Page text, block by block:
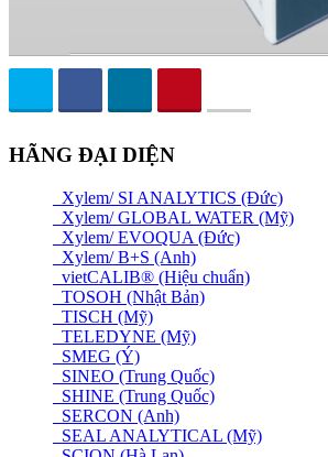
HÃNG ĐẠI DIỆN
Xylem/ SI ANALYTICS (Đức)
Xylem/ GLOBAL WATER (Mỹ)
Xylem/ EVOQUA (Đức)
Xylem/ B+S (Anh)
vietCALIB® (Hiệu chuẩn)
TOSOH (Nhật Bản)
TISCH (Mỹ)
TELEDYNE (Mỹ)
SMEG (Ý)
SINEO (Trung Quốc)
SHINE (Trung Quốc)
SERCON (Anh)
SEAL ANALYTICAL (Mỹ)